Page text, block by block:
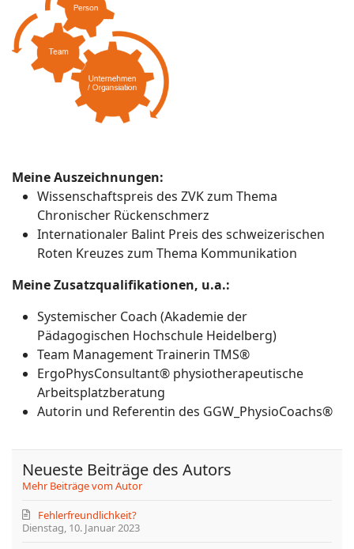
Meine Auszeichnungen:
Wissenschaftspreis des ZVK zum Thema
Chronischer Rückenschmerz
Internationaler Balint Preis des schweizerischen
Roten Kreuzes zum Thema Kommunikation
Meine Zusatzqualifikationen, u.a.:
Systemischer Coach (Akademie der
Pädagogischen Hochschule Heidelberg)
Team Management Trainerin TMS®
ErgoPhysConsultant® physiotherapeutische
Arbeitsplatzberatung
Autorin und Referentin des GGW_PhysioCoachs®
Neueste Beiträge des Autors
Mehr Beiträge vom Autor
Dienstag, 10. Januar 2023
Fehlerfreundlichkeit?